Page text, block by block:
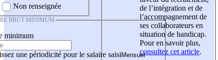
Non renseignée
BRUT MINIMUM
minimum
une périodicité pour le salaire saisi
de l’intégration et de
l’accompagnement de
ses collaborateurs en
situation de handicap.
Pour en savoir plus,
consultez cet article.